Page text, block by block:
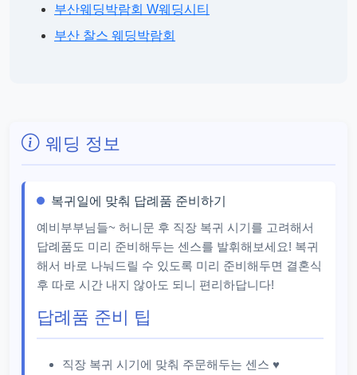
부산웨딩박람회 W웨딩시티
부산 찰스 웨딩박람회
웨딩 정보
복귀일에 맞춰 답례품 준비하기
예비부부님들~ 허니문 후 직장 복귀 시기를 고려해서
답례품도 미리 준비해두는 센스를 발휘해보세요! 복귀
해서 바로 나눠드릴 수 있도록 미리 준비해두면 결혼식
후 따로 시간 내지 않아도 되니 편리하답니다!
답례품 준비 팁
직장 복귀 시기에 맞춰 주문해두는 센스 ♥